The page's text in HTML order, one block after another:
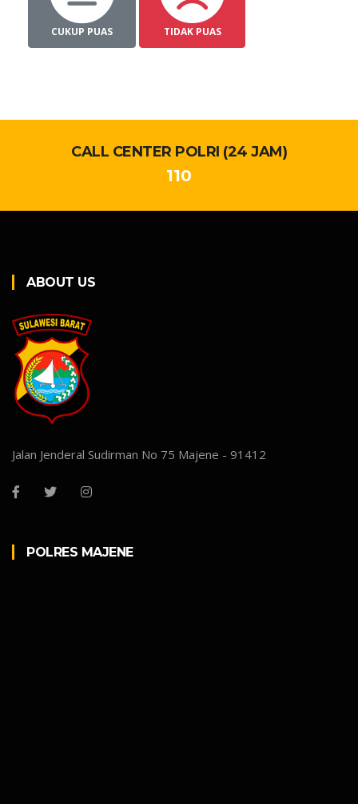
CUKUP PUAS TIDAK PUAS
CALL CENTER POLRI (24 JAM)
110
ABOUT US
Jalan Jenderal Sudirman No 75 Majene - 91412
POLRES MAJENE